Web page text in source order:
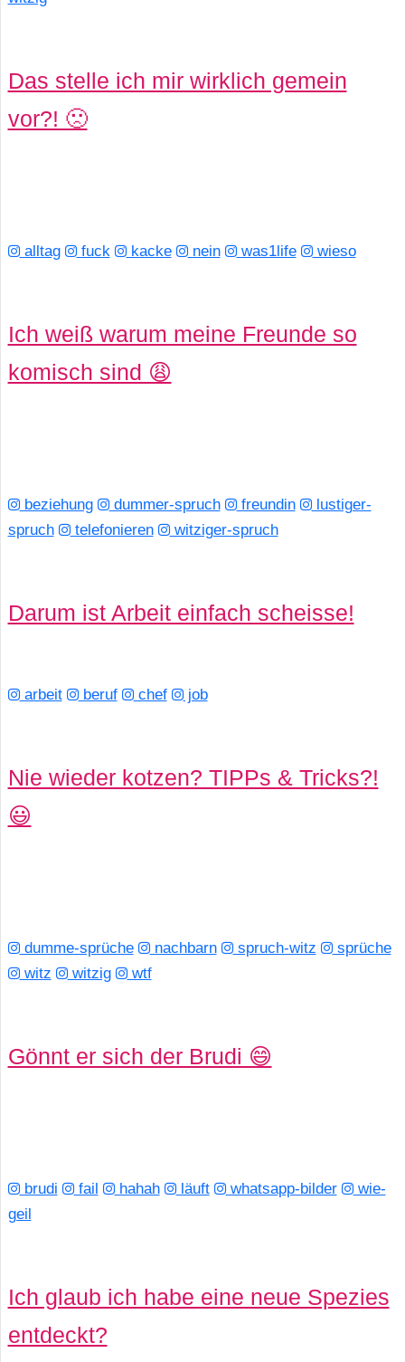
Das stelle ich mir wirklich gemein
vor?! 🙁
alltag fuck kacke nein was1life wieso
Ich weiß warum meine Freunde so
komisch sind 😩
beziehung dummer-spruch freundin
lustiger-
spruch
telefonieren witziger-spruch
Darum ist Arbeit einfach scheisse!
arbeit beruf chef job
Nie wieder kotzen? TIPPs & Tricks?!
😃
dumme-sprüche nachbarn spruch-witz
sprüche
witz
witzig wtf
Gönnt er sich der Brudi 😄
brudi fail hahah läuft whatsapp-bilder
wie-
geil
Ich glaub ich habe eine neue Spezies
entdeckt?